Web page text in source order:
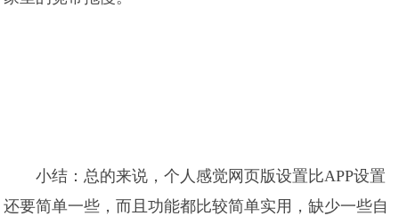
小结：总的来说，个人感觉网页版设置比APP设置
还要简单一些，而且功能都比较简单实用，缺少一些自